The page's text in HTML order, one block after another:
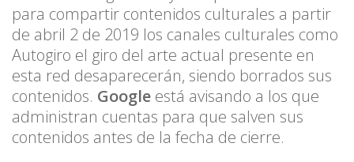
para compartir contenidos culturales a partir
de abril 2 de 2019 los canales culturales como
Autogiro el giro del arte actual presente en
esta red desaparecerán, siendo borrados sus
contenidos. Google está avisando a los que
administran cuentas para que salven sus
contenidos antes de la fecha de cierre.